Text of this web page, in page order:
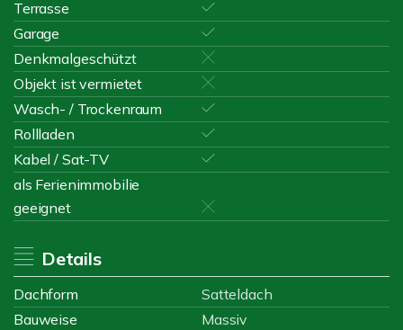
Terrasse
Garage
Denkmalgeschützt
Objekt ist vermietet
Wasch- / Trockenraum
Rollladen
Kabel / Sat-TV
als Ferienimmobilie
geeignet
Details
Dachform
Satteldach
Bauweise
Massiv